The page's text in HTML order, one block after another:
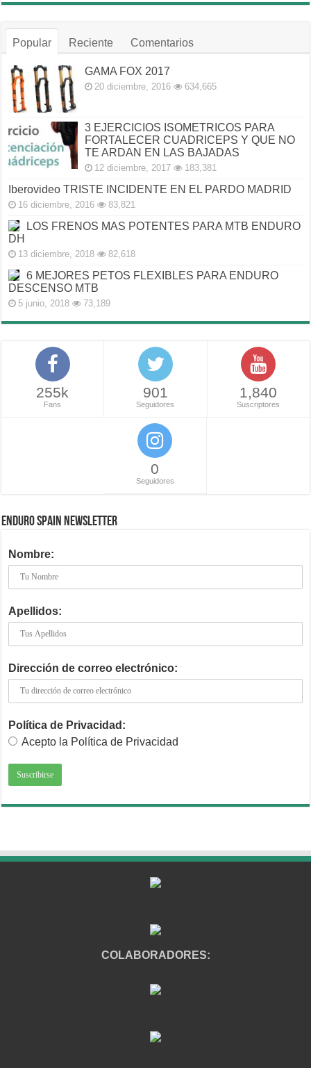
Popular Reciente Comentarios
GAMA FOX 2017
20 diciembre, 2016 634,665
3 EJERCICIOS ISOMETRICOS PARA
FORTALECER CUADRICEPS Y QUE NO
TE ARDAN EN LAS BAJADAS
12 diciembre, 2017 183,381
Iberovideo TRISTE INCIDENTE EN EL PARDO MADRID
16 diciembre, 2016 83,821
LOS FRENOS MAS POTENTES PARA MTB ENDURO
DH
13 diciembre, 2018 82,618
6 MEJORES PETOS FLEXIBLES PARA ENDURO
DESCENSO MTB
5 junio, 2018 73,189
255k
Fans
901
Seguidores
1,840
Suscriptores
0
Seguidores
ENDURO SPAIN NEWSLETTER
Nombre:
Apellidos:
Dirección de correo electrónico:
Política de Privacidad:
Acepto la Política de Privacidad
COLABORADORES: